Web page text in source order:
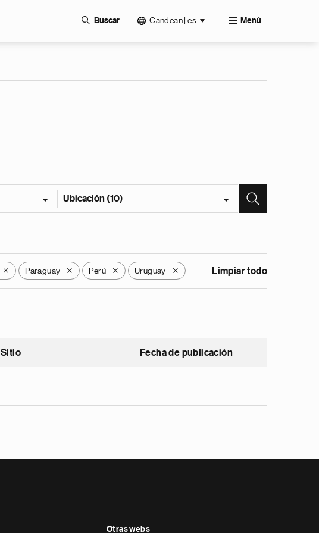
Buscar Candean | es Menú
Ubicación (10)
X Paraguay X Perú X Uruguay X Limpiar todo
Sitio Fecha de publicación
Otras webs